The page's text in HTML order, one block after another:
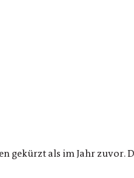
gekürzt als im Jahr